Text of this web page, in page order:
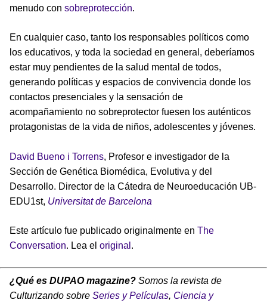
menudo con sobreprotección.
En cualquier caso, tanto los responsables políticos como
los educativos, y toda la sociedad en general, deberíamos
estar muy pendientes de la salud mental de todos,
generando políticas y espacios de convivencia donde los
contactos presenciales y la sensación de
acompañamiento no sobreprotector fuesen los auténticos
protagonistas de la vida de niños, adolescentes y jóvenes.
David Bueno i Torrens, Profesor e investigador de la
Sección de Genética Biomédica, Evolutiva y del
Desarrollo. Director de la Cátedra de Neuroeducación UB-
EDU1st, Universitat de Barcelona
Este artículo fue publicado originalmente en The
Conversation. Lea el original .
¿Qué es DUPAO magazine? Somos la revista de
Culturizando sobre Series y Películas, Ciencia y